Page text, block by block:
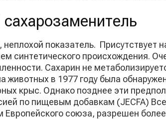
показатель. Присутствует
синтетического происхождения.
Сахарин не
животных в 1977 году была
крыс. Однако позднее эти
по пищевым добавкам (JECFA)
союза, разрешен